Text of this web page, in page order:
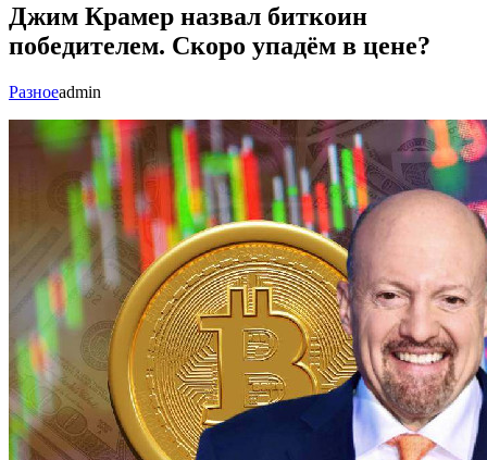
Джим Крамер назвал биткоин
победителем. Скоро упадём в цене?
Разноеadmin